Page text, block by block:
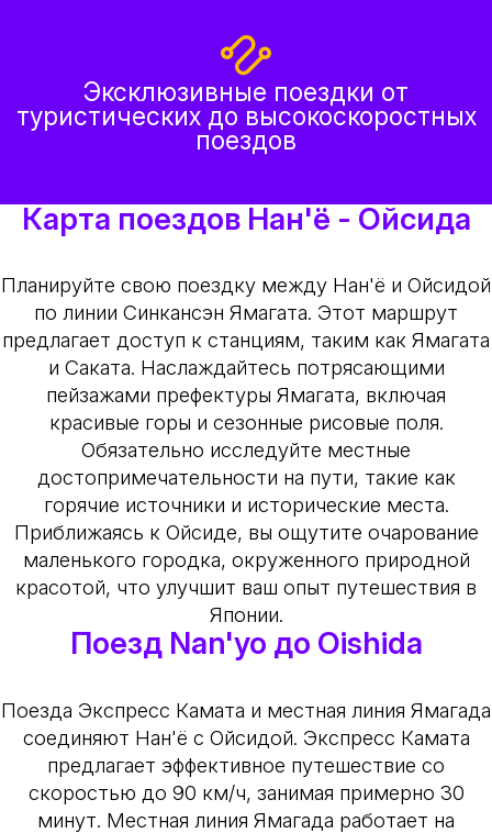
Эксклюзивные поездки от
туристических до высокоскоростных
поездов
Карта поездов Нан'ё - Ойсида
Планируйте свою поездку между Нан'ё и Ойсидой
по линии Синкансэн Ямагата. Этот маршрут
предлагает доступ к станциям, таким как Ямагата
и Саката. Наслаждайтесь потрясающими
пейзажами префектуры Ямагата, включая
красивые горы и сезонные рисовые поля.
Обязательно исследуйте местные
достопримечательности на пути, такие как
горячие источники и исторические места.
Приближаясь к Ойсиде, вы ощутите очарование
маленького городка, окруженного природной
красотой, что улучшит ваш опыт путешествия в
Японии.
Поезд Nan'yo до Oishida
Поезда Экспресс Камата и местная линия Ямагада
соединяют Нан'ё с Ойсидой. Экспресс Камата
предлагает эффективное путешествие со
скоростью до 90 км/ч, занимая примерно 30
минут. Местная линия Ямагада работает на